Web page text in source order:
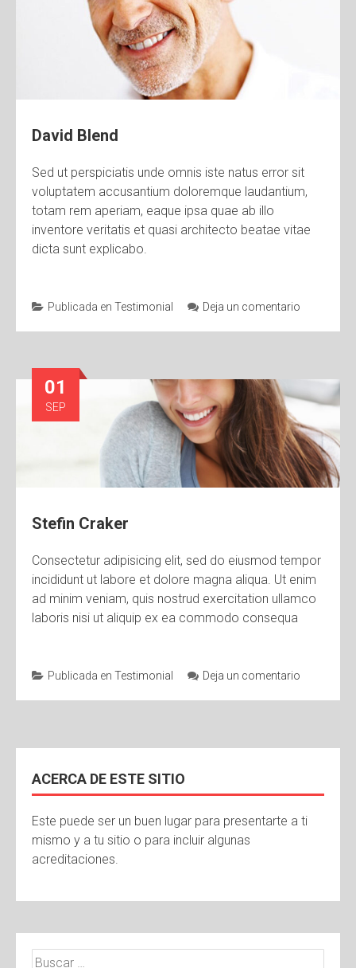
David Blend
Sed ut perspiciatis unde omnis iste natus error sit
voluptatem accusantium doloremque laudantium,
totam rem aperiam, eaque ipsa quae ab illo
inventore veritatis et quasi architecto beatae vitae
dicta sunt explicabo.
Publicada en Testimonial Deja un comentario
01
SEP
Stefin Craker
Consectetur adipisicing elit, sed do eiusmod tempor
incididunt ut labore et dolore magna aliqua. Ut enim
ad minim veniam, quis nostrud exercitation ullamco
laboris nisi ut aliquip ex ea commodo consequa
Publicada en Testimonial Deja un comentario
ACERCA DE ESTE SITIO
Este puede ser un buen lugar para presentarte a ti
mismo y a tu sitio o para incluir algunas
acreditaciones.